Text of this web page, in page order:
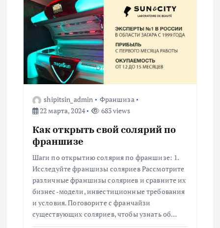
shipitsin_admin
Франшиза
22 марта, 2024
683 views
Как открыть свой солярий по
франшизе
Шаги по открытию солярия по франшизе: 1.
Исследуйте франшизы соляриев Рассмотрите
различные франшизы соляриев и сравните их
бизнес-модели, инвестиционные требования
и условия. Поговорите с франчайзи
существующих соляриев, чтобы узнать об…